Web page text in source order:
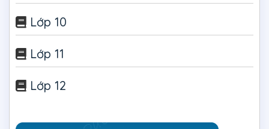
Lớp 10
Lớp 11
Lớp 12